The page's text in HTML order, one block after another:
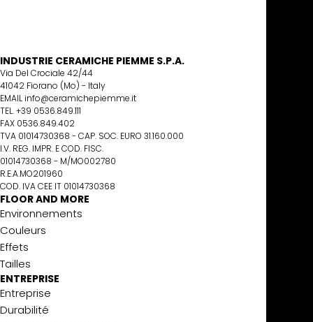
INDUSTRIE CERAMICHE PIEMME S.P.A.
Via Del Crociale 42/44
41042 Fiorano (Mo) - Italy
EMAIL info@ceramichepiemme.it
TEL. +39 0536.849.111
FAX 0536.849.402
TVA 01014730368 - CAP. SOC. EURO 31.160.000
I.V. REG. IMPR. E COD. FISC.
01014730368 - M/MO002780
R.E.A.MO201960
COD. IVA CEE IT 01014730368
FLOOR AND MORE
Environnements
Couleurs
Effets
Tailles
ENTREPRISE
Entreprise
Durabilité